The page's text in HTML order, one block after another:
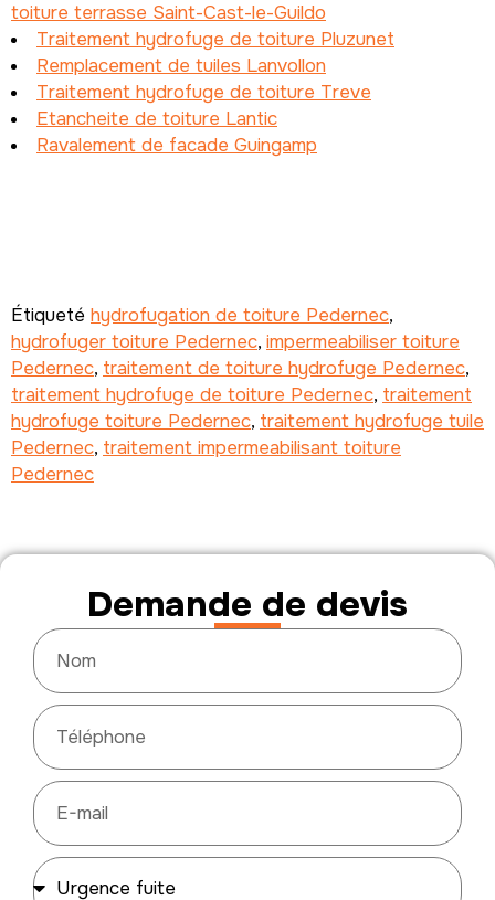
toiture terrasse Saint-Cast-le-Guildo
Traitement hydrofuge de toiture Pluzunet
Remplacement de tuiles Lanvollon
Traitement hydrofuge de toiture Treve
Etancheite de toiture Lantic
Ravalement de facade Guingamp
Étiqueté hydrofugation de toiture Pedernec,
hydrofuger toiture Pedernec, impermeabiliser toiture
Pedernec, traitement de toiture hydrofuge Pedernec,
traitement hydrofuge de toiture Pedernec, traitement
hydrofuge toiture Pedernec, traitement hydrofuge tuile
Pedernec, traitement impermeabilisant toiture
Pedernec
Demande de devis